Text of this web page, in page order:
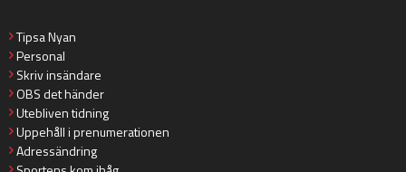
Tipsa Nyan
Personal
Skriv insändare
OBS det händer
Utebliven tidning
Uppehåll i prenumerationen
Adressändring